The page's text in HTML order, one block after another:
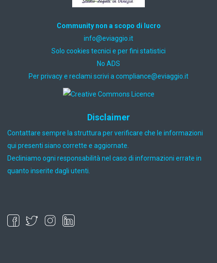
Community non a scopo di lucro
ti.oiggaive@ofni
Solo cookies tecnici e per fini statistici
No ADS
Per privacy e reclami scrivi a ti.oiggaive@ecnailpmoc
Disclaimer
Contattare sempre la struttura per verificare che le informazioni
qui presenti siano corrette e aggiornate.
Decliniamo ogni responsabilità nel caso di informazioni errate in
quanto inserite dagli utenti.